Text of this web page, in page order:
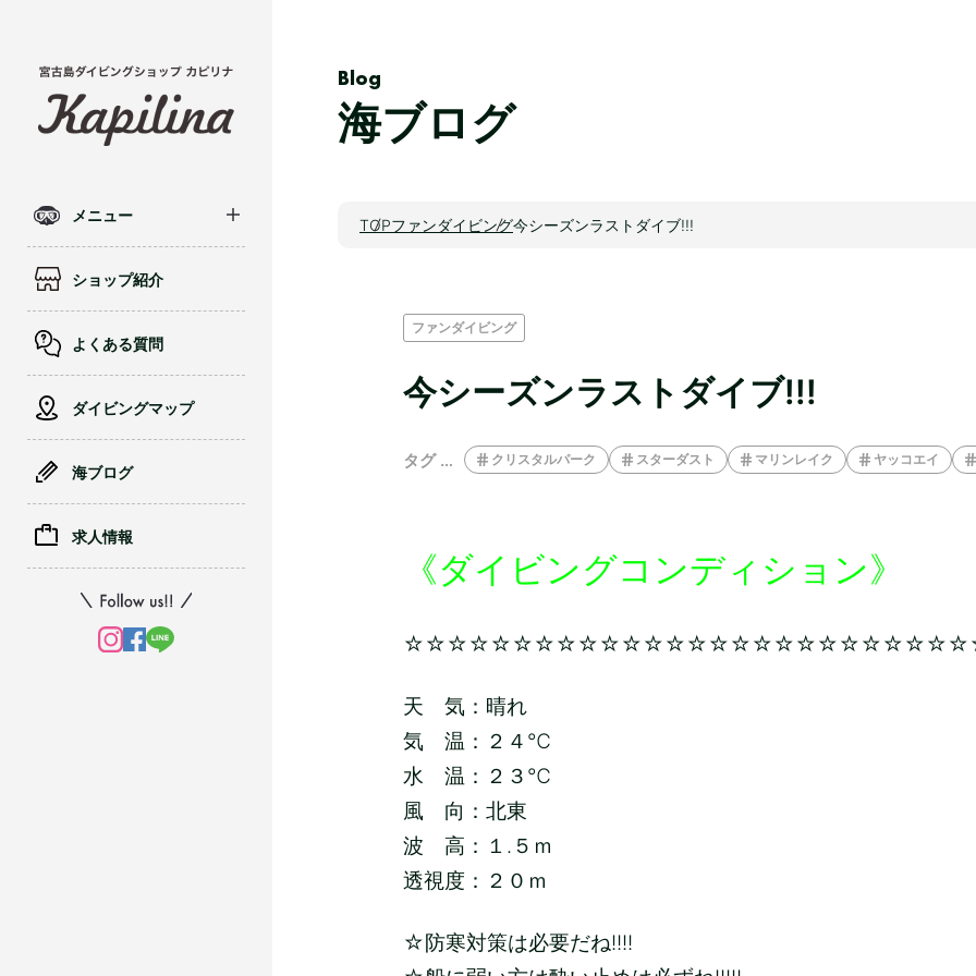
メニュー
ショップ紹介
よくある質問
ダイビングマップ
海ブログ
求人情報
Blog
海ブログ
TOPファンダイビング今シーズンラストダイブ!!!
ファンダイビング
今シーズンラストダイブ!!!
タグ … クリスタルパーク スターダスト マリンレイク ヤッコエイ
《ダイビングコンディション》
天 気：晴れ
気 温：２４ ℃
水 温：２３ ℃
風 向：北東
波 高：１.５ｍ
透視度：２０ｍ
☆防寒対策は必要だね!!!!